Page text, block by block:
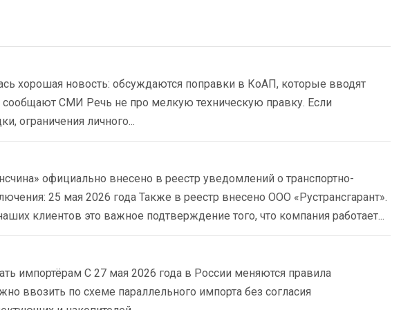
хорошая новость: обсуждаются поправки в КоАП, которые вводят
сообщают СМИ Речь не про мелкую техническую правку. Если
ограничения личного...
официально внесено в реестр уведомлений о транспортно-
25 мая 2026 года Также в реестр внесено ООО «Рустрансгарант».
клиентов это важное подтверждение того, что компания работает...
импортёрам С 27 мая 2026 года в России меняются правила
ввозить по схеме параллельного импорта без согласия